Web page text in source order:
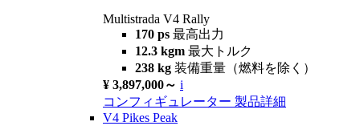
Multistrada V4 Rally
170 ps 最高出力
12.3 kgm 最大トルク
238 kg 装備重量（燃料を除く）
¥ 3,897,000～ i
コンフィギュレーター 製品詳細
V4 Pikes Peak